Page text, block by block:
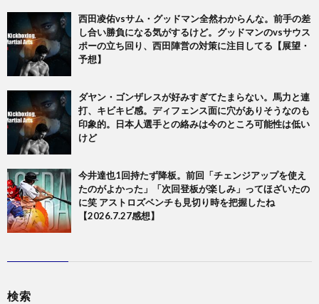
西田凌佑vsサム・グッドマン全然わからんな。前手の差
し合い勝負になる気がするけど。グッドマンのvsサウス
ポーの立ち回り、西田陣営の対策に注目してる【展望・
予想】
ダヤン・ゴンザレスが好みすぎてたまらない。馬力と連
打、キビキビ感。ディフェンス面に穴がありそうなのも
印象的。日本人選手との絡みは今のところ可能性は低い
けど
今井達也1回持たず降板。前回「チェンジアップを使え
たのがよかった」「次回登板が楽しみ」ってほざいたの
に笑 アストロズベンチも見切り時を把握したね
【2026.7.27感想】
検索